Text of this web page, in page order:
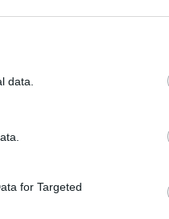
data.
for Targeted